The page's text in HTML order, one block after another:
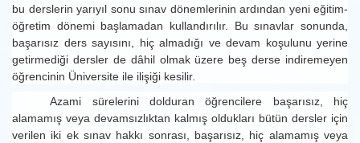
bu derslerin yarıyıl sonu sınav dönemlerinin ardından yeni eğitim-
öğretim dönemi başlamadan kullandırılır. Bu sınavlar sonunda,
başarısız ders sayısını, hiç almadığı ve devam koşulunu yerine
getirmediği dersler de dâhil olmak üzere beş derse indiremeyen
öğrencinin Üniversite ile ilişiği kesilir.
Azami sürelerini dolduran öğrencilere başarısız, hiç
alamamış veya devamsızlıktan kalmış oldukları bütün dersler için
verilen iki ek sınav hakkı sonrası, başarısız, hiç alamamış veya